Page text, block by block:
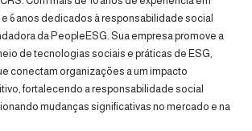
6 anos dedicados à responsabilidade social
da PeopleESG. Sua empresa promove a
de tecnologias sociais e práticas de ESG,
conectam organizações a um impacto
fortalecendo a responsabilidade social
mudanças significativas no mercado e na